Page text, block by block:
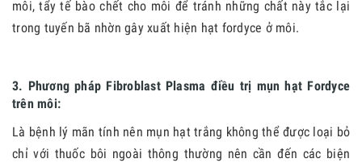
môi, tẩy tế bào chết cho môi để tránh những chất này tắc lại
trong tuyến bã nhờn gây xuất hiện hạt fordyce ở môi.
3. Phương pháp Fibroblast Plasma điều trị mụn hạt Fordyce
trên môi:
Là bệnh lý mãn tính nên mụn hạt trắng không thể được loại bỏ
chỉ với thuốc bôi ngoài thông thường nên cần đến các biện